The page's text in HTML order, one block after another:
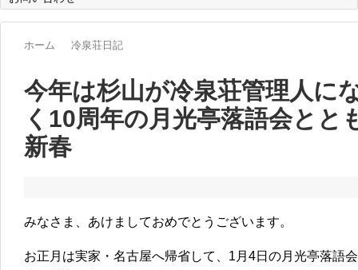
ホーム 冷泉荘日記
今年は杉山が冷泉荘管理人に
く10周年の月光亭落語会とと
新春
みなさま、あけましておめでとうございます。
お正月は実家・名古屋へ帰省して、1月4日の月光亭落語